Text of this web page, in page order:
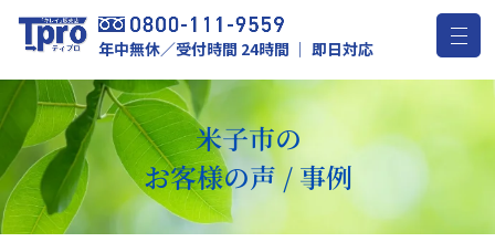
年中無休／受付時間 24時間 ｜ 即日対応
米子市の
お客様の声 / 事例